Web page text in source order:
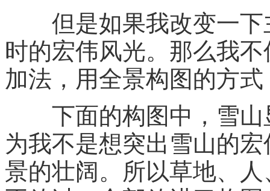
但是如果我改变一下
时的宏伟风光。那么我
加法，用全景构图的方
下面的构图中，雪山
为我不是想突出雪山的
景的壮阔。所以草地、